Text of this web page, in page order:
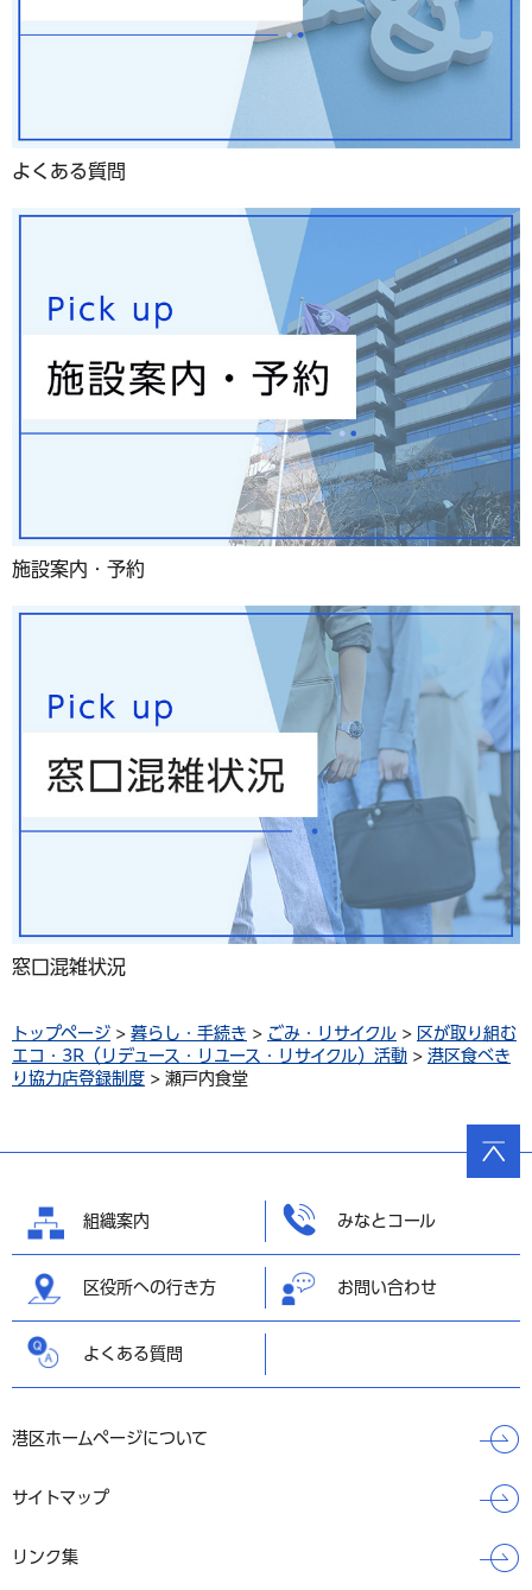
よくある質問
施設案内・予約
窓口混雑状況
トップページ > 暮らし・手続き > ごみ・リサイクル > 区が取り組む
エコ・3R（リデュース・リユース・リサイクル）活動 > 港区食べき
り協力店登録制度 > 瀬戸内食堂
組織案内 みなとコール
区役所への行き方 お問い合わせ
よくある質問
港区ホームページについて
サイトマップ
リンク集
ページ
の先頭